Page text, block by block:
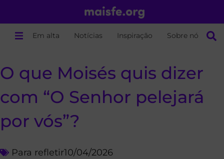
Em alta Notícias Inspiração Sobre nós
O que Moisés quis dizer
com “O Senhor pelejará
por vós”?
Para refletir10/04/2026